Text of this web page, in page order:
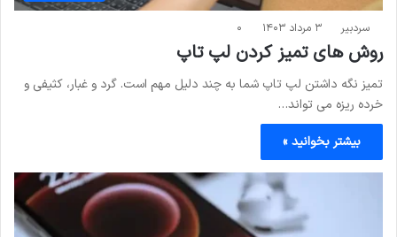
سردبیر ۳ مرداد ۱۴۰۳ ۰
روش های تمیز کردن لپ تاپ
تمیز نگه داشتن لپ تاپ شما به چند دلیل مهم است. گرد و غبار، کثیفی و
خرده ریزه می تواند…
بیشتر بخوانید »